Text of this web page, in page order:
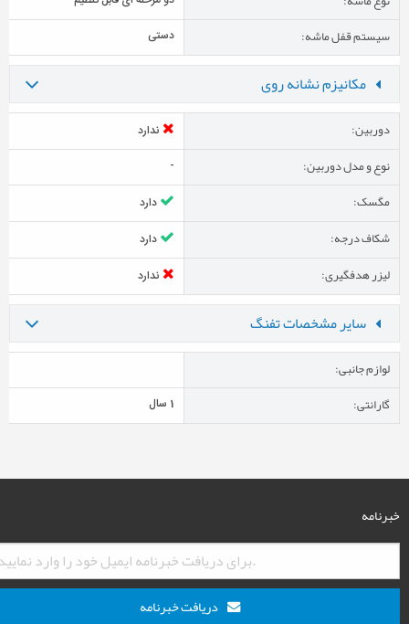
سیستم قفل ماشه: دستی
مکانیزم نشانه روی
دوربین: ندارد
نوع و مدل دوربین: -
مگسک: دارد
شکاف درجه: دارد
لیزر هدفگیری: ندارد
سایر مشخصات تفنگ
لوازم جانبی:
گارانتی:
1 سال
خبرنامه
دریافت خبرنامه